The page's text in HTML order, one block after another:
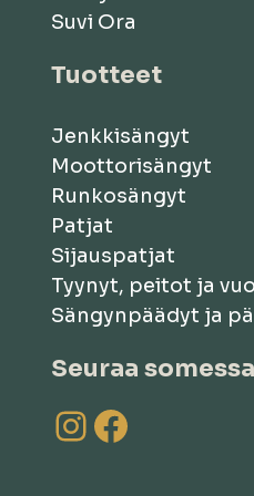
Suvi Ora
Tuotteet
Jenkkisängyt
Moottorisängyt
Runkosängyt
Patjat
Sijauspatjat
Tyynyt, peitot ja
Sängynpäädyt ja
Seuraa somessa
Instagram